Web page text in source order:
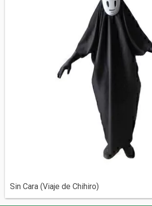
Sin Cara (Viaje de Chihiro)